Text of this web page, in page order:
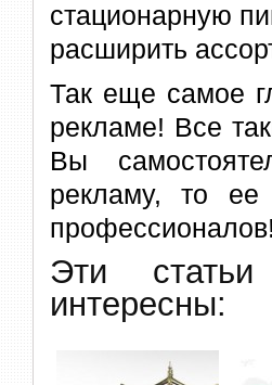
стационарную
расширить
Так еще самое
рекламе! Все
Вы
рекламу, то ее
профессионалов!
Эти
интересны: